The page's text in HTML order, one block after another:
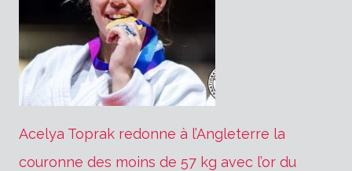
Acelya Toprak redonne à l’Angleterre la
couronne des moins de 57 kg avec l’or du